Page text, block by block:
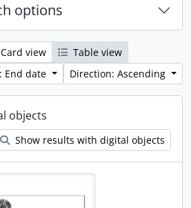
options
Card view
Table view
End date
Direction: Ascending
objects
Show results with digital objects